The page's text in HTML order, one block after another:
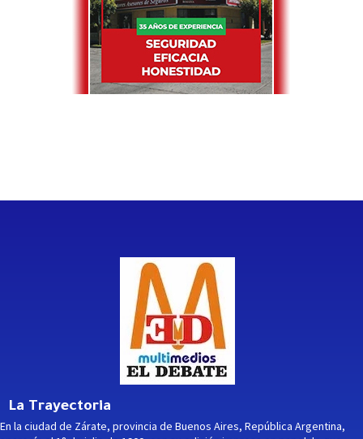
La Trayectoria
En la ciudad de Zárate, provincia de Buenos Aires, República Argentina,